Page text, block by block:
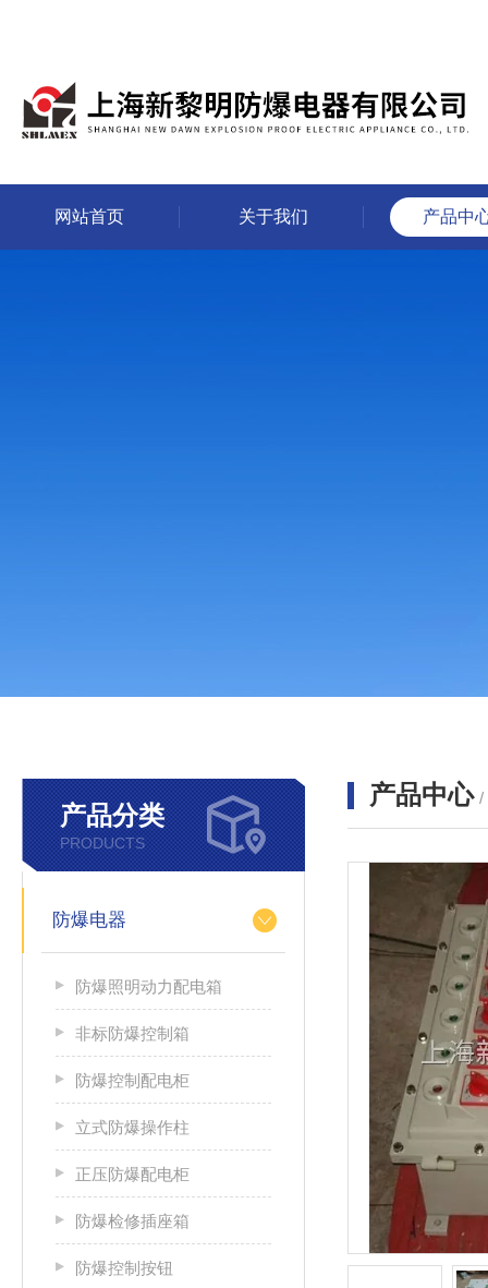
网站首页 关于我们 产品中
产品分类
PRODUCTS
防爆电器
防爆照明动力配电箱
非标防爆控制箱
防爆控制配电柜
立式防爆操作柱
正压防爆配电柜
防爆检修插座箱
防爆控制按钮
产品中心 /